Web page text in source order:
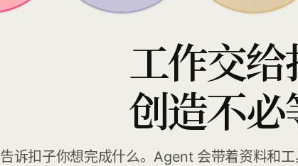
工作交
创造不必
告诉扣子你想完成什么。Agent 会带着资料和工